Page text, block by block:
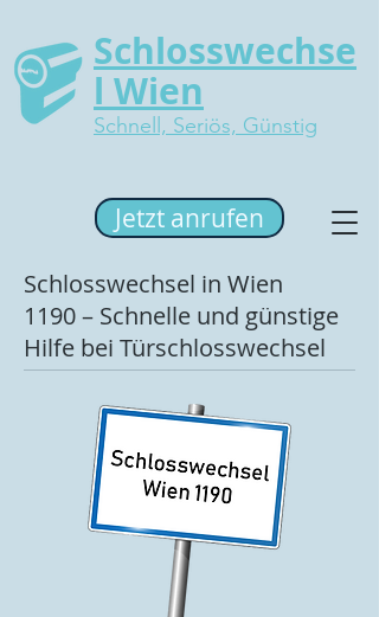
Schlosswechse
l Wien
Schnell, Seriös, Günstig
Jetzt anrufen
Schlosswechsel in Wien
1190 – Schnelle und günstige
Hilfe bei Türschlosswechsel